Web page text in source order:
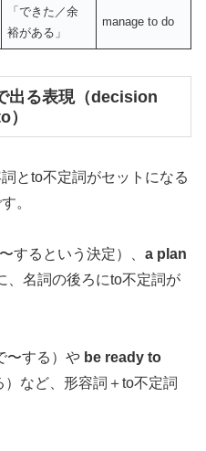
「できた／余
裕がある」
manage to do
出る表現（decision
とto不定詞がセットになる
。
〜するという決定）、 a plan
、名詞の後ろにto不定詞が
〜する）や be ready to
）など、形容詞＋to不定詞